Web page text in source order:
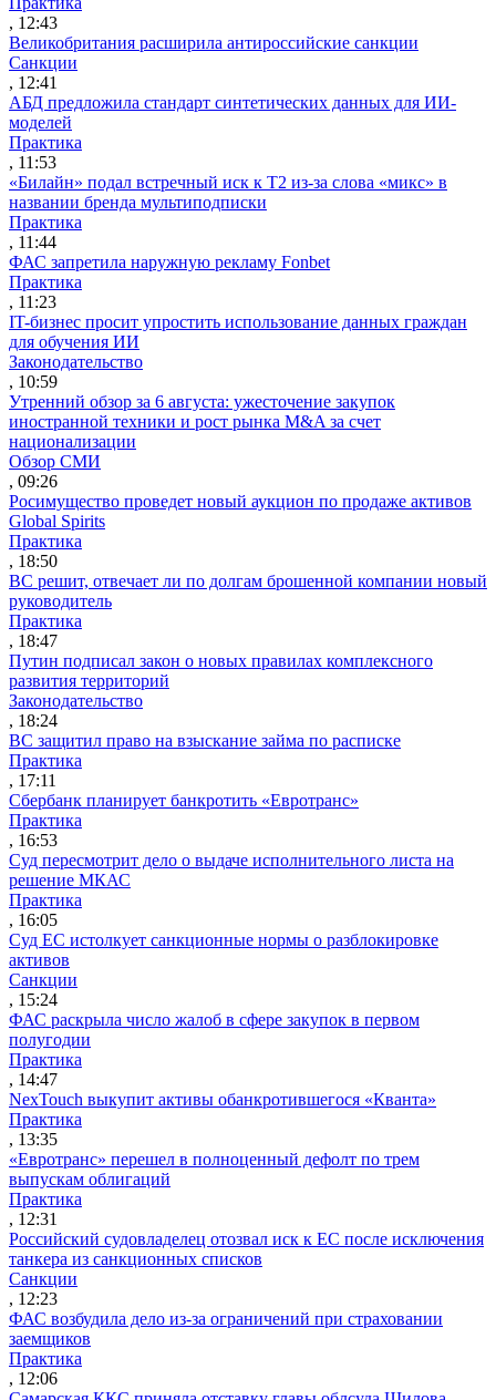
, 12:43
Великобритания расширила антироссийские санкции
Санкции
, 12:41
АБД предложила стандарт синтетических данных для ИИ-
моделей
Практика
, 11:53
«Билайн» подал встречный иск к Т2 из-за слова «микс» в
названии бренда мультиподписки
Практика
, 11:44
ФАС запретила наружную рекламу Fonbet
Практика
, 11:23
IT-бизнес просит упростить использование данных граждан
для обучения ИИ
Законодательство
, 10:59
Утренний обзор за 6 августа: ужесточение закупок
иностранной техники и рост рынка M&A за счет
национализации
Обзор СМИ
, 09:26
Росимущество проведет новый аукцион по продаже активов
Global Spirits
Практика
, 18:50
ВС решит, отвечает ли по долгам брошенной компании новый
руководитель
Практика
, 18:47
Путин подписал закон о новых правилах комплексного
развития территорий
Законодательство
, 18:24
ВС защитил право на взыскание займа по расписке
Практика
, 17:11
Сбербанк планирует банкротить «Евротранс»
Практика
, 16:53
Суд пересмотрит дело о выдаче исполнительного листа на
решение МКАС
Практика
, 16:05
Суд ЕС истолкует санкционные нормы о разблокировке
активов
Санкции
, 15:24
ФАС раскрыла число жалоб в сфере закупок в первом
полугодии
Практика
, 14:47
NexTouch выкупит активы обанкротившегося «Кванта»
Практика
, 13:35
«Евротранс» перешел в полноценный дефолт по трем
выпускам облигаций
Практика
, 12:31
Российский судовладелец отозвал иск к ЕС после исключения
танкера из санкционных списков
Санкции
, 12:23
ФАС возбудила дело из-за ограничений при страховании
заемщиков
Практика
, 12:06